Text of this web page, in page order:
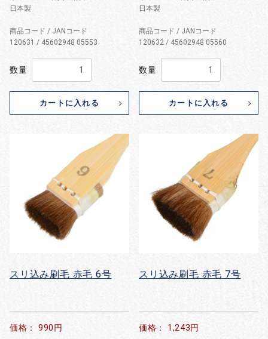
日本製
商品コード / JANコード
120631 / 45602948 05553
数量
カートに入れる
日本製
商品コード / JANコード
120632 / 45602948 05560
数量
カートに入れる
スリ込み刷毛 赤毛 6号
価格： 990円
スリ込み刷毛 赤毛 7号
価格： 1,243円